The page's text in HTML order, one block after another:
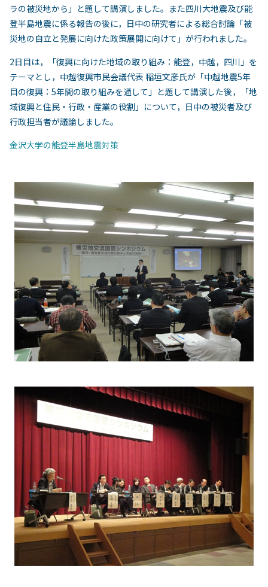
ラの被災地から」と題して講演しました。また四川大地震及び能
登半島地震に係る報告の後に，日中の研究者による総合討論「被
災地の自立と発展に向けた政策展開に向けて」が行われました。
2日目は，「復興に向けた地域の取り組み：能登，中越，四川」を
テーマとし，中越復興市民会議代表 稲垣文彦氏が「中越地震5年
目の復興：5年間の取り組みを通して」と題して講演した後，「地
域復興と住民・行政・産業の役割」について，日中の被災者及び
行政担当者が議論しました。
金沢大学の能登半島地震対策